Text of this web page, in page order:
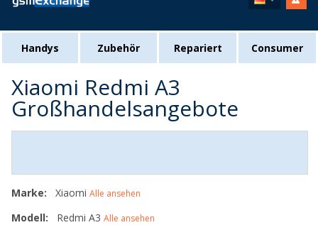
Handys Zubehör Repariert Consumer
Xiaomi Redmi A3
Großhandelsangebote
Marke: Xiaomi Alle ansehen
Modell: Redmi A3 Alle ansehen